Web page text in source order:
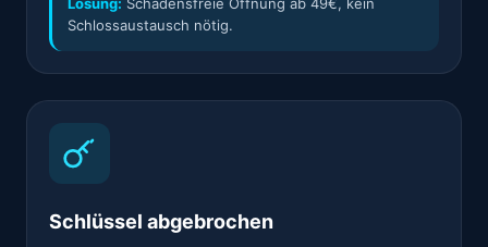
Schlossaustausch nötig.
Schlüssel abgebrochen